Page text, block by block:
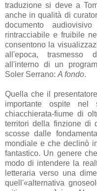
traduzione si deve a
anche in qualità di
documento
rintracciabile e fruibile
consentono la
all'epoca, trasmesso
all'interno di un
Soler Serrano: A fondo.
Quella che il
importante ospite nel
chiacchierata-fiume di
territori della finzione di
scosse dalle
mondiale e che declinò
fantastico. Un genere
modo di intendere la
letteraria verso una
quell'«alternativa